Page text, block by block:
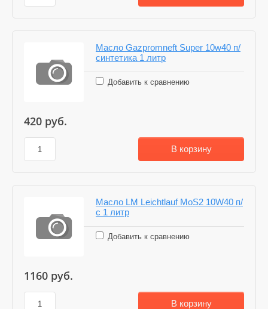
Масло Gazpromneft Super 10w40 п/
синтетика 1 литр
Добавить к сравнению
420 руб.
В корзину
Масло LM Leichtlauf MoS2 10W40 п/
с 1 литр
Добавить к сравнению
1160 руб.
В корзину